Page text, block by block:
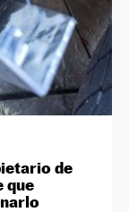
de
que